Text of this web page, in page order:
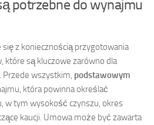
potrzebne do wynajmu
z koniecznością przygotowania
są kluczowe zarówno dla
Przede wszystkim, podstawowym
która powinna określać
w tym wysokość czynszu, okres
kaucji. Umowa może być zawarta